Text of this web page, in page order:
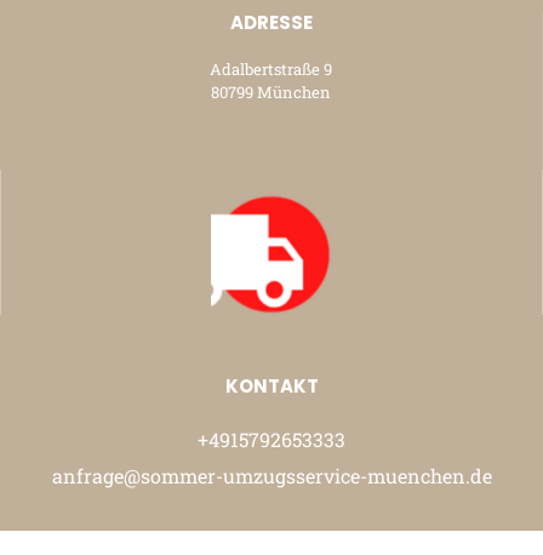
ADRESSE
Adalbertstraße 9
80799 München
KONTAKT
+4915792653333
anfrage@sommer-umzugsservice-muenchen.de